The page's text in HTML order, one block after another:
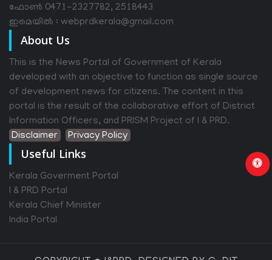
ഫോൺ 0471-2327782, 2518443
ഇമെയിൽ : webprdkerala@gmail.com
About Us
This is the News Portal of Government of Kerala
developed with an objective to function as single source
of development news for citizens. The content in this
portal is the result of the collaborative effort of District
Information Officers, and PRISM Project of I & PRD.
Disclaimer
Privacy Policy
Useful Links
Kerala Goverment Portal
I & PRD Portal
Kerala Chief Minister
India Portal